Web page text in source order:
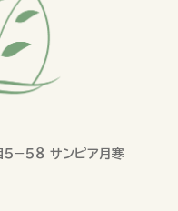
５−５８ サンピア月寒